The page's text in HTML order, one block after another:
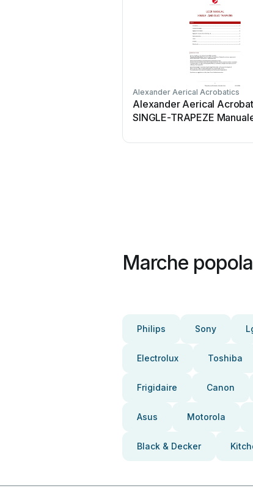
Alexander Aerical Acrobatics
Alexander Aerical
SINGLE-TRAPEZE
Marche
Philips Sony
Electrolux Toshiba
Frigidaire Canon
Asus Motorola
Black & Decker